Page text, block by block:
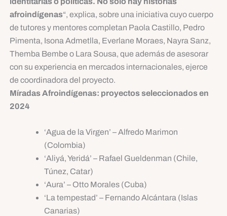
afroindígenas“, explica, sobre una iniciativa cuyo cuerpo
de tutores y mentores completan Paola Castillo, Pedro
Pimenta, Isona Admetlla, Everlane Moraes, Nayra Sanz,
Themba Bembe o Lara Sousa, que además de asesorar
con su experiencia en mercados internacionales, ejerce
de coordinadora del proyecto.
Míradas Afroindígenas: proyectos seleccionados en
2024
‘Agua de la Virgen’ – Alfredo Marimon
(Colombia)
‘Aliyá, Yeridá’ – Rafael Gueldenman (Chile,
Túnez, Catar)
‘Aura’ – Otto Morales (Cuba)
‘La tempestad’ – Fernando Alcántara (Islas
Canarias)